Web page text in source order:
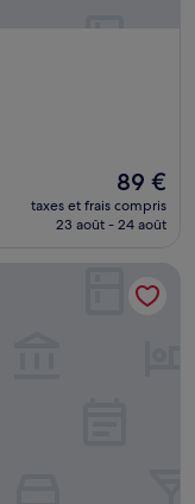
Le
nouveau
prix
89 €
89 €
taxes et frais compris
23 août - 24 août